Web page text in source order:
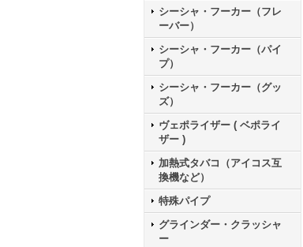
シーシャ・フーカー（フレ
ーバー）
シーシャ・フーカー（パイ
プ）
シーシャ・フーカー（グッ
ズ）
ヴェポライザー ( ベポライ
ザー )
加熱式タバコ（アイコス互
換機など）
特殊パイプ
グラインダー・クラッシャ
ー